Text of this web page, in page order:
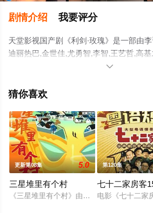
剧情介绍 我要评分
天堂影视国产剧《利剑·玫瑰》是一部由李
迪丽热巴,金世佳,尤勇智,李智,王艺哲,高
那志东,王大奇,曹曦文,张铎,王艺禅,阿如那
局剧情已揭晓（1-32全集），手机免费观
豆瓣电视剧、电视猫或剧情网等平台了解

猜你喜欢
更新第08集 5.0
三星堆里有个村
《三星堆里有个村》由宁夏局选送，黄河
第120集
七十二家房客
电影《七十二家